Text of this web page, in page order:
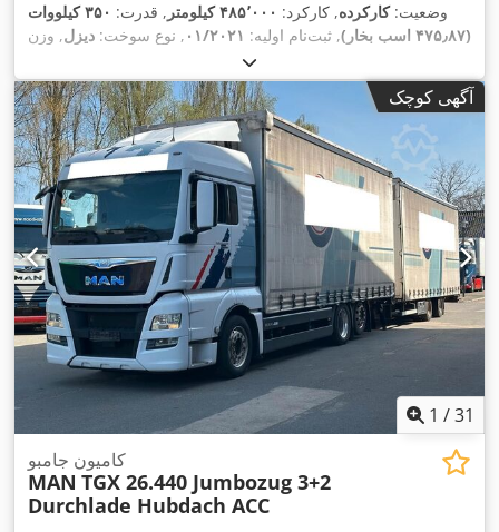
وضعیت:کارکرده, کارکرد: ۴۸۵٬۰۰۰ کیلومتر , قدرت:
۳۵۰ کیلووات
(۴۷۵٫۸۷ اسب بخار)
, ثبت‌نام اولیه: ۰۱/۲۰۲۱ , نوع سوخت: دیزل, وزن
, پیکربندی محور:
کلاس انتشار:یورو ۶ , طول فضای بارگیری:۷٬۷۱۵ میلی‌متر
, عرض
فضای بارگیری:
, ارتفاع فضای بارگیری:۳٬۰۰۲
میلی‌متر, تجهیزات:اِی‌بی‌اِس‎, بخاری پارکینگ, برنامه پایداری
الکترونیکی (ESP), تهویه مطبوع, سیستم ناوبری,
آگهی کوچک
1 /31
کامیون جامبو
MAN TGX 26.440 Jumbozug 3+2
Durchlade Hubdach ACC